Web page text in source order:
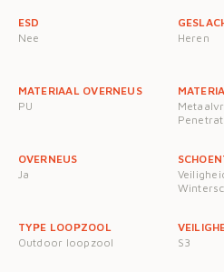
ESD
Nee
Heren
MATERIAAL OVERNEUS
PU
OVERNEUS
Ja
TYPE LOOPZOOL
Outdoor loopzool
S3